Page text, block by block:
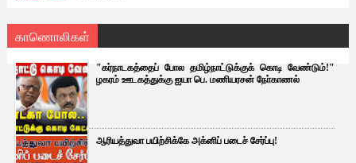
காணொலிகள்
"கர்நாடகத்தைப் போல தமிழ்நாட்டுக்குக் கொடி வேண்டும்!"
ழகரம் ஊடகத்துக்கு ஐயா பெ. மணியரசன் நோ்காணல்
ஆரியத்துவா பயிற்சிக்கே அக்னிப் படைச் சேர்ப்பு!